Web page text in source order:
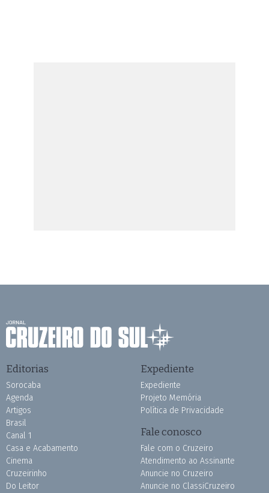
Editorias
Sorocaba
Agenda
Artigos
Brasil
Canal 1
Casa e Acabamento
Cinema
Cruzeirinho
Do Leitor
Expediente
Expediente
Projeto Memória
Política de Privacidade
Fale conosco
Fale com o Cruzeiro
Atendimento ao Assinante
Anuncie no Cruzeiro
Anuncie no ClassiCruzeiro